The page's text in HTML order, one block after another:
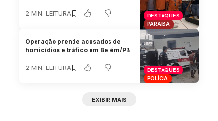
DESTAQUES
PARAÍBA
2 MIN. LEITURA
DESTAQUES
POLÍCIA
Operação prende acusados de
homicídios e tráfico em Belém/PB
2 MIN. LEITURA
EXIBIR MAIS